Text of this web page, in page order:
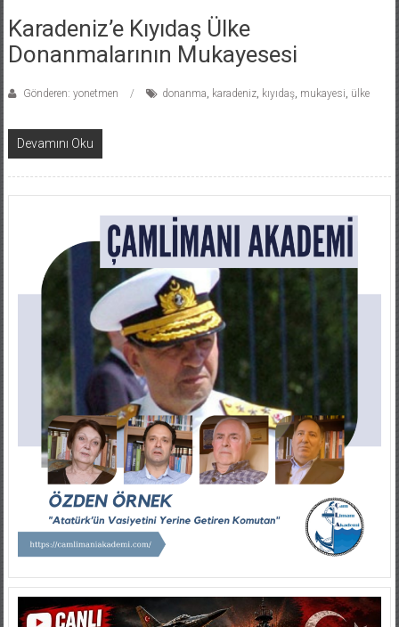
Karadeniz’e Kıyıdaş Ülke
Donanmalarının Mukayesesi
Gönderen: yonetmen donanma karadeniz, kıyıdaş, mukayesi ülke
Devamını Oku